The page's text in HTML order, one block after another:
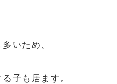
いため、
子も居ます。